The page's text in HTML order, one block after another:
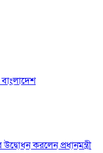
করলেন প্রধানমন্ত্রী